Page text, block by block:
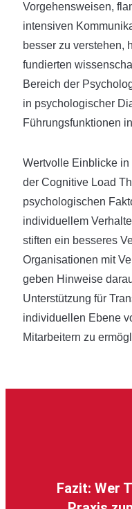
Vorgehensweisen,
intensiven
besser zu verstehen,
fundierten
Bereich der
in psychologischer
Führungsfunktionen
Wertvolle Einblicke
der Cognitive Load
psychologischen
individuellem
stiften ein besseres
Organisationen mit
geben Hinweise
Unterstützung für
individuellen Ebene
Mitarbeitern zu
Fazit: Wer